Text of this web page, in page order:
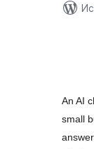
An AI
small